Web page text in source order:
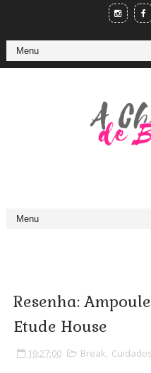
Resenha:
Etude House
19:27:00 Break,